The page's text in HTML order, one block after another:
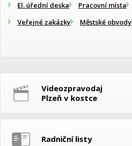
El. úřední deska
Pracovní místa
Veřejné zakázky
Městské obvody
Videozpravodaj
Plzeň v kostce
Radniční listy